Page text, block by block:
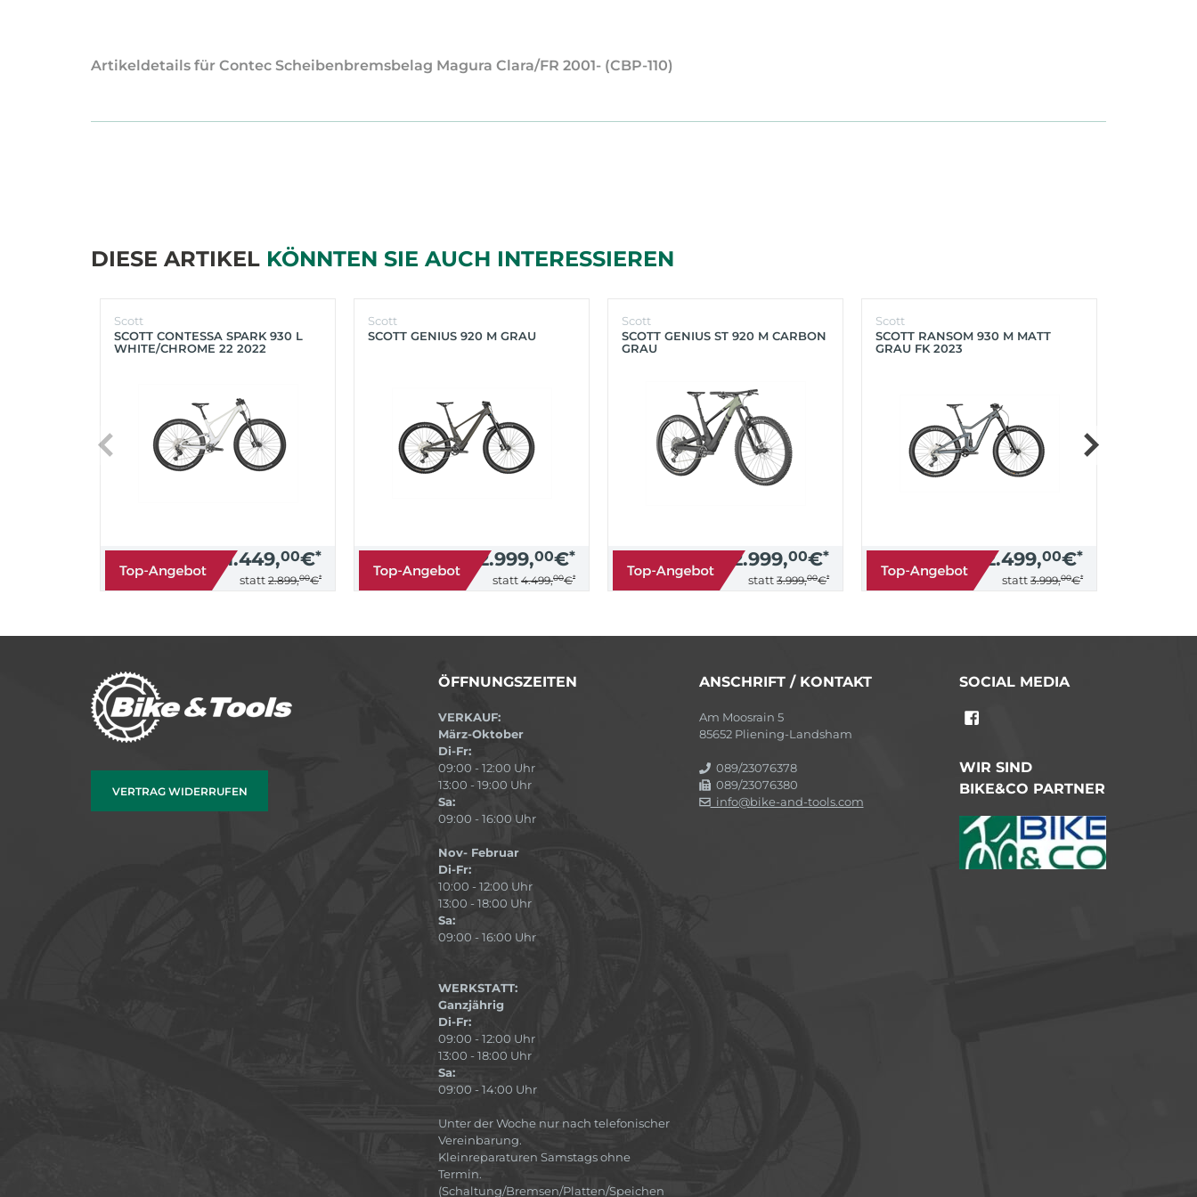
Artikeldetails für Contec Scheibenbremsbelag Magura Clara/FR 2001- (CBP-110)
DIESE ARTIKEL KÖNNTEN SIE AUCH INTERESSIEREN
Scott
SCOTT CONTESSA SPARK 930 L
WHITE/CHROME 22 2022
1.449,00€*
statt 2.899,00€*
Scott
SCOTT GENIUS 920 M GRAU
2.999,00€*
statt 4.499,00€*
Scott
SCOTT GENIUS ST 920 M CARBON
GRAU
2.999,00€*
statt 3.999,00€*
Scott
SCOTT RANSOM 930 M MATT
GRAU FK 2023
2.499,00€*
statt 3.999,00€*
VERTRAG WIDERRUFEN
ÖFFNUNGSZEITEN
VERKAUF:
März-Oktober
Di-Fr:
09:00 - 12:00 Uhr
13:00 - 19:00 Uhr
Sa:
09:00 - 16:00 Uhr
Nov- Februar
Di-Fr:
10:00 - 12:00 Uhr
13:00 - 18:00 Uhr
Sa:
09:00 - 16:00 Uhr
WERKSTATT:
Ganzjährig
Di-Fr:
09:00 - 12:00 Uhr
13:00 - 18:00 Uhr
Sa:
09:00 - 14:00 Uhr
Unter der Woche nur nach telefonischer
Vereinbarung.
Kleinreparaturen Samstags ohne
Termin.
(Schaltung/Bremsen/Platten/Speichen
ANSCHRIFT / KONTAKT
Am Moosrain 5
85652 Pliening-Landsham
089/23076378
089/23076380
info@bike-and-tools.com
SOCIAL MEDIA
WIR SIND
BIKE&CO PARTNER